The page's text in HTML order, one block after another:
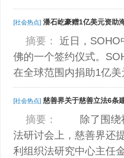
[社会热点] 潘石屹豪赠1亿美元资助
摘要：
近日，SOHO
佛的一个签约仪式。
在全球范围内捐助1亿
[社会热点] 慈善界关于慈善立法6条
摘要：
除了围绕社
法研讨会上，慈善界还
利组织法研究中心主